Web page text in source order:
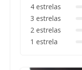
4 estrelas
3 estrelas
2 estrelas
1 estrela